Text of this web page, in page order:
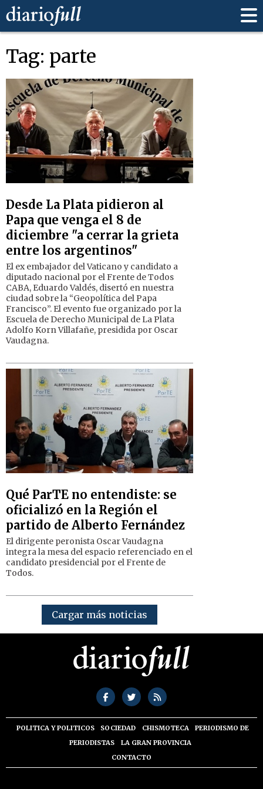
Tag: parte
Desde La Plata pidieron al
Papa que venga el 8 de
diciembre "a cerrar la grieta
entre los argentinos"
El ex embajador del Vaticano y candidato a
diputado nacional por el Frente de Todos
CABA, Eduardo Valdés, disertó en nuestra
ciudad sobre la “Geopolítica del Papa
Francisco”. El evento fue organizado por la
Escuela de Derecho Municipal de La Plata
Adolfo Korn Villafañe, presidida por Oscar
Vaudagna.
Qué ParTE no entendiste: se
oficializó en la Región el
partido de Alberto Fernández
El dirigente peronista Oscar Vaudagna
integra la mesa del espacio referenciado en el
candidato presidencial por el Frente de
Todos.
Cargar más noticias
POLITICA Y POLITICOS SOCIEDAD CHISMOTECA
PERIODISMO DE
PERIODISTAS
LA GRAN PROVINCIA
CONTACTO